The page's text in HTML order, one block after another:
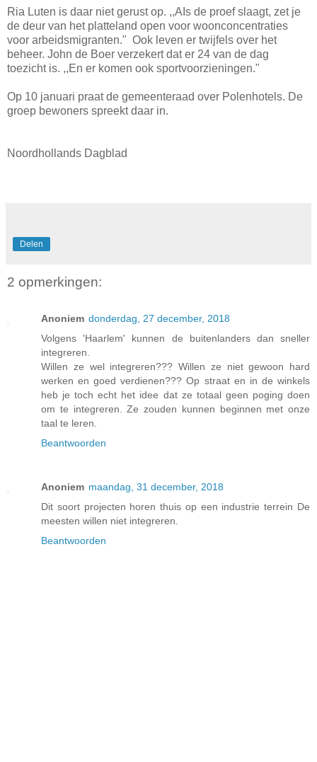
Ria Luten is daar niet gerust op. ,,AIs de proef slaagt, zet je
de deur van het platteland open voor woonconcentraties
voor arbeidsmigranten." Ook leven er twijfels over het
beheer. John de Boer verzekert dat er 24 van de dag
toezicht is. ,,En er komen ook sportvoorzieningen."
Op 10 januari praat de gemeenteraad over Polenhotels. De
groep bewoners spreekt daar in.
Noordhollands Dagblad
Delen
2 opmerkingen:
Anoniem donderdag, 27 december, 2018
Volgens 'Haarlem' kunnen de buitenlanders dan sneller
integreren.
Willen ze wel integreren??? Willen ze niet gewoon hard
werken en goed verdienen??? Op straat en in de winkels
heb je toch echt het idee dat ze totaal geen poging doen
om te integreren. Ze zouden kunnen beginnen met onze
taal te leren.
Beantwoorden
Anoniem maandag, 31 december, 2018
Dit soort projecten horen thuis op een industrie terrein De
meesten willen niet integreren.
Beantwoorden